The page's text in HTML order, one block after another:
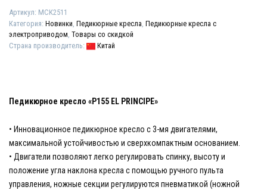
Артикул: МСК2511
Категория: Новинки Педикюрные кресла Педикюрные кресла с
электроприводом Товары со скидкой
Страна производитель:
Китай
Педикюрное кресло «P155 EL PRINCIPE»
• Инновационное педикюрное кресло с 3-мя двигателями,
максимальной устойчивостью и сверхкомпактным основанием.
• Двигатели позволяют легко регулировать спинку, высоту и
положение угла наклона кресла с помощью ручного пульта
управления, ножные секции регулируются пневматикой (ножной